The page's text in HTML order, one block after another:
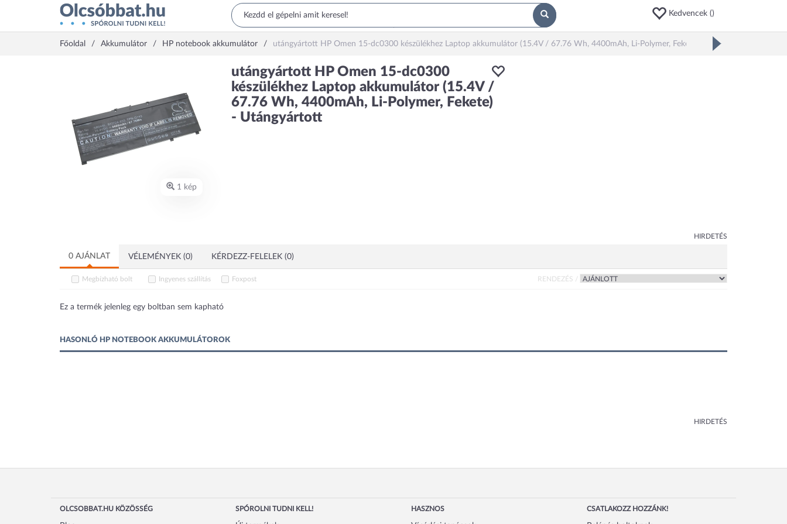
Kedvencek ()
Főoldal Akkumulátor HP notebook akkumulátor utángyártott HP Omen 15-dc0300 készülékhez Laptop akkumulátor (15.4V / 67.76 Wh, 4400mAh, Li-Polymer, Fekete) - Utángyártott
1 kép
utángyártott HP Omen 15-dc0300
készülékhez Laptop akkumulátor (15.4V /
67.76 Wh, 4400mAh, Li-Polymer, Fekete)
- Utángyártott
HIRDETÉS
0 AJÁNLAT VÉLEMÉNYEK (0) KÉRDEZZ-FELELEK (0)
Megbízható bolt Ingyenes szállítás Foxpost RENDEZÉS /
Ez a termék jelenleg egy boltban sem kapható
HASONLÓ HP NOTEBOOK AKKUMULÁTOROK
HIRDETÉS
OLCSOBBAT.HU KÖZÖSSÉG SPÓROLNI TUDNI KELL! HASZNOS CSATLAKOZZ HOZZÁNK!